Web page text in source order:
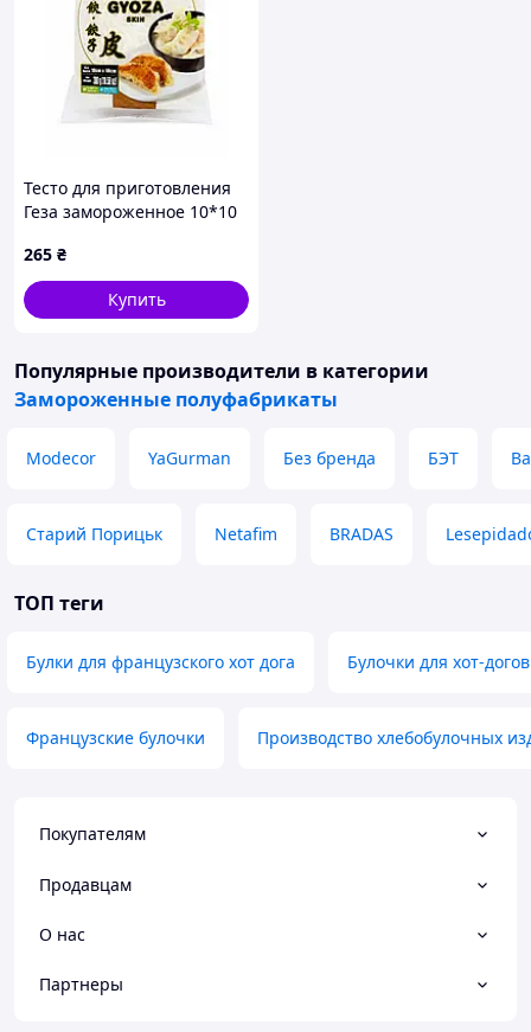
Тесто для приготовления
Геза замороженное 10*10
265 ₴
Купить
Популярные производители в категории
Замороженные полуфабрикаты
Modecor YaGurman Без бренда БЭТ
Старий Порицьк Netafim BRADAS
ТОП теги
Булки для французского хот дога Булочки для хот-догов
Французские булочки Производство хлебобулочных
Покупателям
Продавцам
О нас
Партнеры